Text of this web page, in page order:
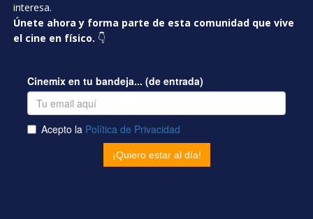
interesa.
Únete ahora y forma parte de esta comunidad que vive
el cine en físico. 👇